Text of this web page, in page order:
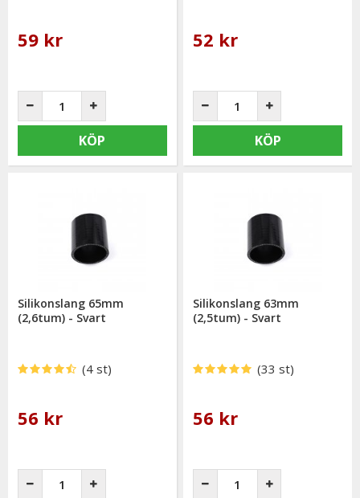
59 kr
KÖP
52 kr
KÖP
Silikonslang 65mm
(2,6tum) - Svart
(4 st)
56 kr
Silikonslang 63mm
(2,5tum) - Svart
(33 st)
56 kr